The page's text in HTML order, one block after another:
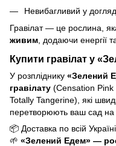
Невибагливий у
Гравілат — це рослина,
живим , додаючи енергії
Купити гравілат у
У розпліднику «Зелений
гравілату (Censation Pink
Totally Tangerine), які
перетворюють ваш сад на
📦 Доставка по всій Україні
🌱 «Зелений Едем» —